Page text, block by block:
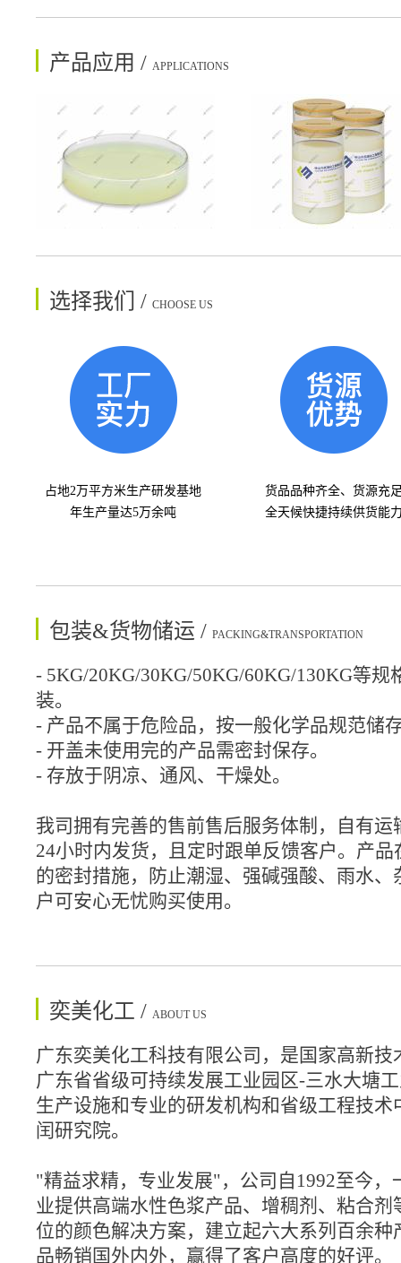
产品应用 / APPLICATIONS
选择我们 / CHOOSE US
占地2万平方米生产研发基地
年生产量达5万余吨
货品品种齐全、货源充
全天候快捷持续供货能
包装&货物储运 / PACKING&TRANSPORTATION
- 5KG/20KG/30KG/50KG/60KG/130KG等规
装。
- 产品不属于危险品，按一般化学品规范储
- 开盖未使用完的产品需密封保存。
- 存放于阴凉、通风、干燥处。
我司拥有完善的售前售后服务体制，自有运
24小时内发货，且定时跟单反馈客户。产
的密封措施，防止潮湿、强碱强酸、雨水、
户可安心无忧购买使用。
奕美化工 / ABOUT US
广东奕美化工科技有限公司，是国家高新
广东省省级可持续发展工业园区-三水大塘
生产设施和专业的研发机构和省级工程技术
闰研究院。
"精益求精，专业发展"，公司自1992至今，
业提供高端水性色浆产品、增稠剂、粘合
位的颜色解决方案，建立起六大系列百余种
品畅销国外内外，赢得了客户高度的好评。